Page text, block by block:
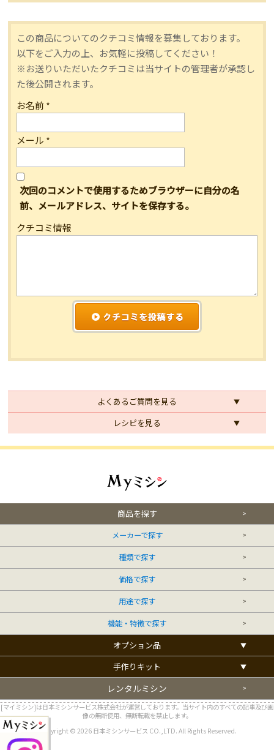
この商品についてのクチコミ情報を募集しております。
以下をご入力の上、お気軽に投稿してください！
※お送りいただいたクチコミは当サイトの管理者が承認し
た後公開されます。
お名前*
メール *
次回のコメントで使用するためブラウザーに自分の名
前、メールアドレス、サイトを保存する。
クチコミ情報
よくあるご質問を見る
レシピを見る
商品を探す
メーカーで探す
種類で探す
価格で探す
用途で探す
機能・特徴で探す
オプション品
手作りキット
レンタルミシン
[マイミシン]は日本ミシンサービス株式会社が運営しております。当サイト内のすべての記事及び画
像の無断使用、無断転載を禁止します。
Copyright © 2026 日本ミシンサービス CO.,LTD. All Rights Reserved.